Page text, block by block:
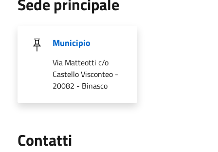
Municipio
Via Matteotti c/o
Castello Visconteo -
20082 - Binasco
Contatti